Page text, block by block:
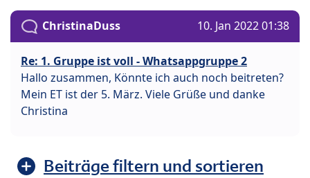
ChristinaDuss 10. Jan 2022 01:38
Re: 1. Gruppe ist voll - Whatsappgruppe 2
Hallo zusammen, Könnte ich auch noch beitreten?
Mein ET ist der 5. März. Viele Grüße und danke
Christina
Beiträge filtern und sortieren